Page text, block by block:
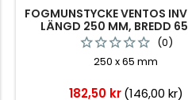
FOGMUNSTYCKE VENTOS
LÄNGD 250 MM, BREDD
584012
(0)
250 x 65 mm
Pris
182,50 kr (146,00 kr)